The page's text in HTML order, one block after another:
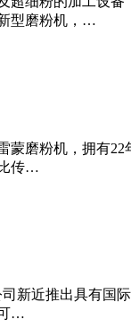
型磨粉机，…
蒙磨粉机，拥有
传…
新近推出具有国
…